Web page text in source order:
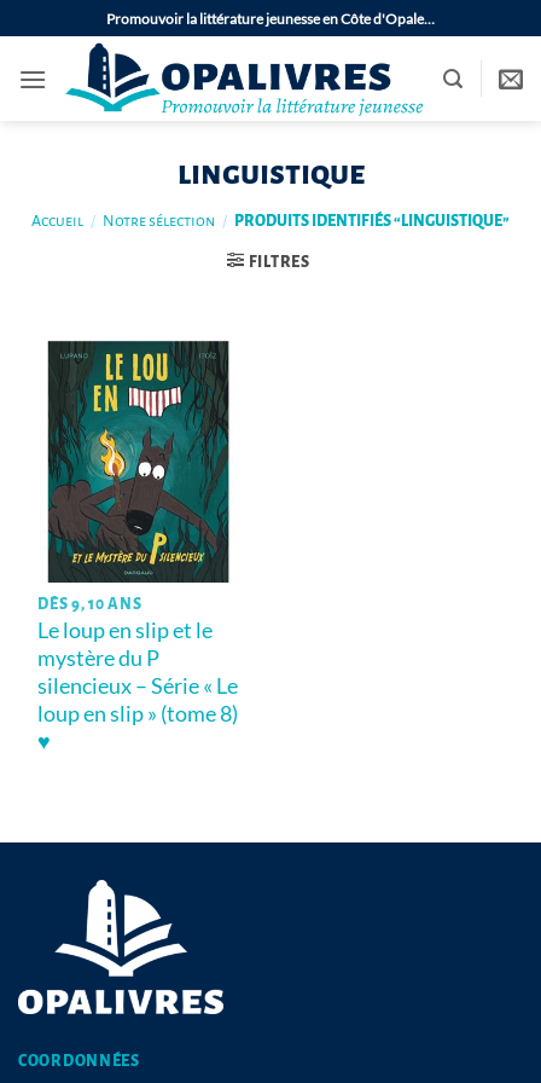
au
contenu
Promouvoir la littérature jeunesse en Côte d'Opale…
linguistique
Accueil / Notre sélection / PRODUITS IDENTIFIÉS “LINGUISTIQUE”
FILTRES
DÈS 9, 10 ANS
Le loup en slip et le
mystère du P
silencieux – Série « Le
loup en slip » (tome 8)
♥
COORDONNÉES